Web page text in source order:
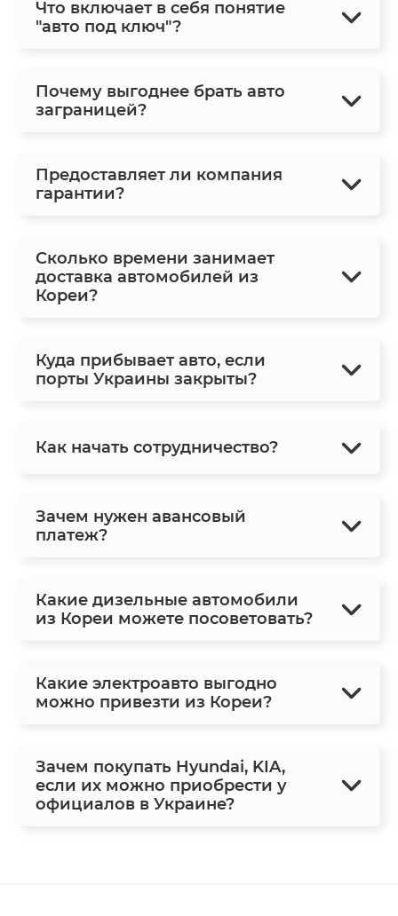
Что включает в себя понятие
"авто под ключ"?
Почему выгоднее брать авто
заграницей?
Предоставляет ли компания
гарантии?
Сколько времени занимает
доставка автомобилей из
Кореи?
Куда прибывает авто, если
порты Украины закрыты?
Как начать сотрудничество?
Зачем нужен авансовый
платеж?
Какие дизельные автомобили
из Кореи можете посоветовать?
Какие электроавто выгодно
можно привезти из Кореи?
Зачем покупать Hyundai, KIA,
если их можно приобрести у
официалов в Украине?